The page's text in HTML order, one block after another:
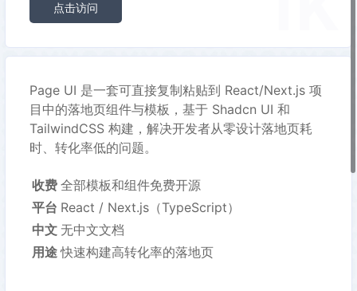
点击访问
Page UI 是一套可直接复制粘贴到 React/Next.js 项
目中的落地页组件与模板，基于 Shadcn UI 和
TailwindCSS 构建，解决开发者从零设计落地页耗
时、转化率低的问题。
收费 全部模板和组件免费开源
平台 React / Next.js（TypeScript）
中文 无中文文档
用途 快速构建高转化率的落地页